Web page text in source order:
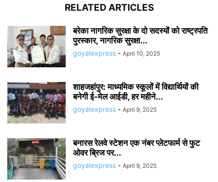
RELATED ARTICLES
बरेका नागरिक सुरक्षा के दो सदस्यों को राष्ट्रपति
पुरस्कार, नागरिक सुरक्षा...
goyalexpress - April 10, 2025
शाहजहांपुर: माध्यमिक स्कूलाें में विद्यार्थियों की
बनेगी ई-मेल आईडी, हर महीने...
goyalexpress - April 9, 2025
बनारस रेलवे स्टेशन एक नंबर प्लेटफार्म से फुट
ओवर ब्रिज पर...
goyalexpress - April 9, 2025